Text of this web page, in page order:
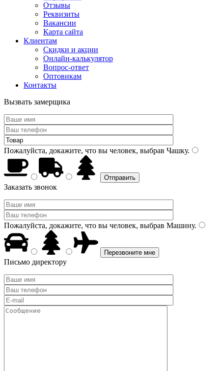
Отзывы
Реквизиты
Вакансии
Карта сайта
Клиентам
Скидки и акции
Онлайн-калькулятор
Вопрос-ответ
Оптовикам
Контакты
Вызвать замерщика
Пожалуйста, докажите, что вы человек, выбрав Чашку.
Заказать звонок
Пожалуйста, докажите, что вы человек, выбрав Машину.
Письмо директору